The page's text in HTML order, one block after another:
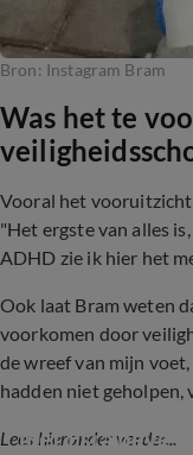
Bron: Instagram Bram
Was het te
Vooral het vooruitzicht
"Het ergste van alles
ADHD zie ik hier het
Ook laat Bram weten
voorkomen door
de wreef van mijn
hadden niet geholpen,
Lees hieronder verder...
Patty over
met Esra